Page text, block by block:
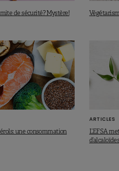
de sécurité? Mystère!
une consommation
ARTICLES
L’EFSA